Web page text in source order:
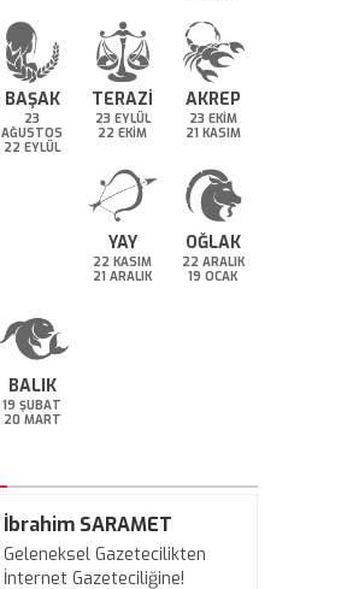
BAŞAK
23
AĞUSTOS
22 EYLÜL
TERAZİ
23 EYLÜL
22 EKİM
AKREP
23 EKİM
21 KASIM
YAY
22 KASIM
21 ARALIK
OĞLAK
22 ARALIK
19 OCAK
BALIK
19 ŞUBAT
20 MART
İbrahim SARAMET
Geleneksel Gazetecilikten
İnternet Gazeteciliğine!